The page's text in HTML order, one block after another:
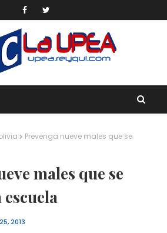
Prevenga nueve males que se
males que se
escuela
2013